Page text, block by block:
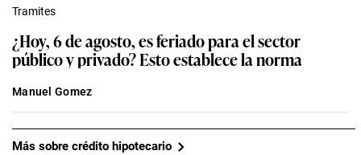
Tramites
¿Hoy, 6 de agosto, es feriado para el sector
público y privado? Esto establece la norma
Manuel Gomez
Más sobre crédito hipotecario